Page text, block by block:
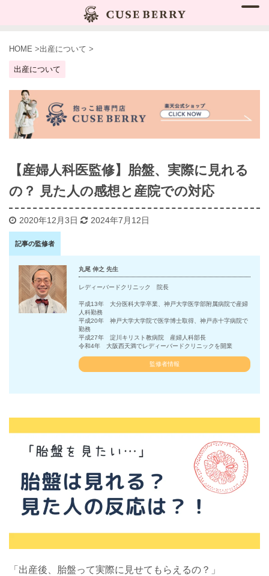
HOME >出産について >
出産について
【産婦人科医監修】胎盤、実際に見れる
の？ 見た人の感想と産院での対応
2020年12月3日 2024年7月12日
記事の監修者
丸尾 伸之 先生
レディーバードクリニック 院長
平成13年 大分医科大学卒業、神戸大学医学部附属病院で産婦
人科勤務
平成20年 神戸大学大学院で医学博士取得、神戸赤十字病院で
勤務
平成27年 淀川キリスト教病院 産婦人科部長
令和4年 大阪西天満でレディーバードクリニックを開業
監修者情報
「出産後、胎盤って実際に見せてもらえるの？」